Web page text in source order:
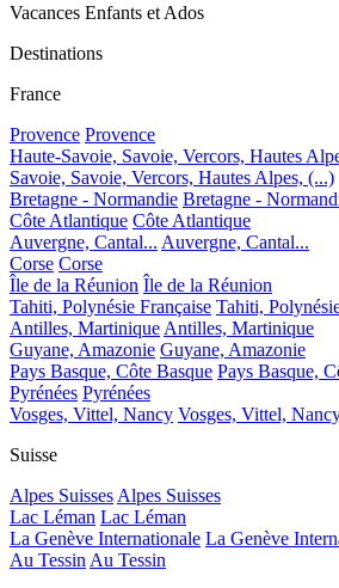
Vacances Enfants et Ados
Destinations
France
Provence Provence
Haute-Savoie, Savoie, Vercors, Hautes
Savoie, Savoie, Vercors, Hautes Alpes, (...)
Bretagne - Normandie Bretagne -
Côte Atlantique Côte Atlantique
Auvergne, Cantal... Auvergne, Cantal...
Corse Corse
Île de la Réunion Île de la Réunion
Tahiti, Polynésie Française Tahiti,
Antilles, Martinique Antilles, Martinique
Guyane, Amazonie Guyane, Amazonie
Pays Basque, Côte Basque Pays Basque,
Pyrénées Pyrénées
Vosges, Vittel, Nancy Vosges, Vittel,
Suisse
Alpes Suisses Alpes Suisses
Lac Léman Lac Léman
La Genève Internationale La Genève
Au Tessin Au Tessin